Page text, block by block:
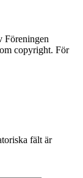
Föreningen
copyright. För
fält är